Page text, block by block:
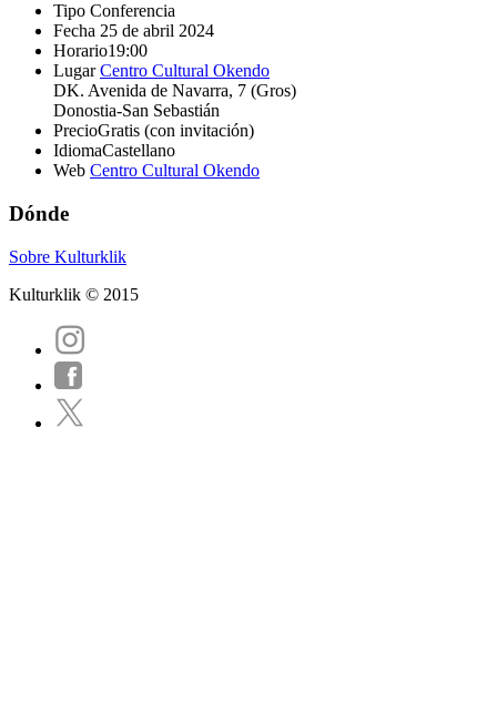
Tipo Conferencia
Fecha 25 de abril 2024
Horario19:00
Lugar Centro Cultural Okendo
DK. Avenida de Navarra, 7 (Gros)
Donostia-San Sebastián
PrecioGratis (con invitación)
IdiomaCastellano
Web Centro Cultural Okendo
Dónde
Sobre Kulturklik
Kulturklik © 2015